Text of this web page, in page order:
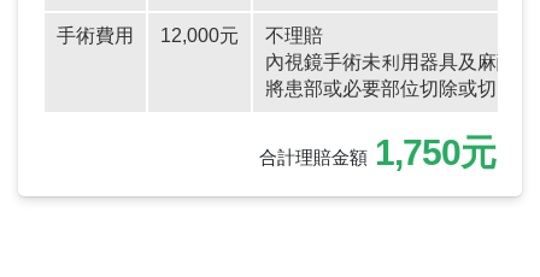
手術費用 12,000元
不理賠
內視鏡手術未利用器具及麻醉
將患部或必要部位切除或切開
合計理賠金額 1,750元